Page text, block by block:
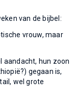
van de bijbel:
vrouw, maar
aandacht, hun zoon
gegaan is,
wel grote